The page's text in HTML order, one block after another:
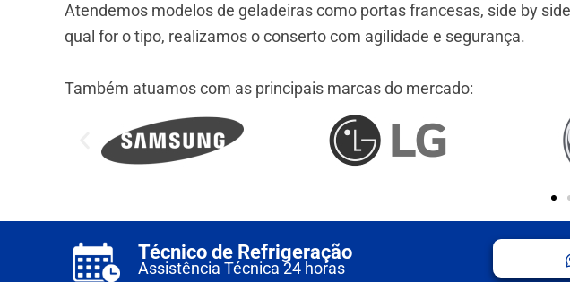
Atendemos modelos de geladeiras como portas francesas, side by
qual for o tipo, realizamos o conserto com agilidade e segurança.
Também atuamos com as principais marcas do mercado:
Técnico de Refrigeração
Assistência Técnica 24 horas